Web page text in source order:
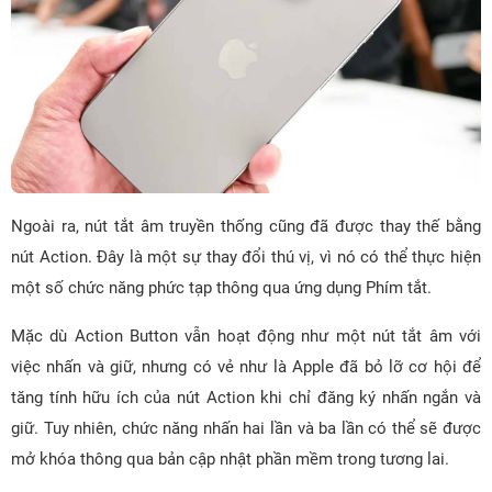
Ngoài ra, nút tắt âm truyền thống cũng đã được thay thế bằng
nút Action. Đây là một sự thay đổi thú vị, vì nó có thể thực hiện
một số chức năng phức tạp thông qua ứng dụng Phím tắt.
Mặc dù Action Button vẫn hoạt động như một nút tắt âm với
việc nhấn và giữ, nhưng có vẻ như là Apple đã bỏ lỡ cơ hội để
tăng tính hữu ích của nút Action khi chỉ đăng ký nhấn ngắn và
giữ. Tuy nhiên, chức năng nhấn hai lần và ba lần có thể sẽ được
mở khóa thông qua bản cập nhật phần mềm trong tương lai.